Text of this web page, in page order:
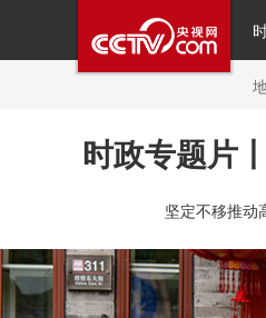
时政专题片
坚定不移推动